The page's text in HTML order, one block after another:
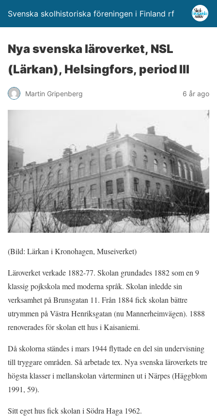
Svenska skolhistoriska föreningen i Finland rf
Nya svenska läroverket, NSL
(Lärkan), Helsingfors, period III
Martin Gripenberg 6 år ago
(Bild: Lärkan i Kronohagen, Museiverket)
Läroverket verkade 1882-77. Skolan grundades 1882 som en 9
klassig pojkskola med moderna språk. Skolan inledde sin
verksamhet på Brunsgatan 11. Från 1884 fick skolan bättre
utrymmen på Västra Henriksgatan (nu Mannerheimvägen). 1888
renoverades för skolan ett hus i Kaisaniemi.
Då skolorna ständes i mars 1944 flyttade en del sin undervisning
till tryggare områden. Så arbetade tex. Nya svenska läroverkets tre
högsta klasser i mellanskolan vårterminen ut i Närpes (Häggblom
1991, 59).
Sitt eget hus fick skolan i Södra Haga 1962.